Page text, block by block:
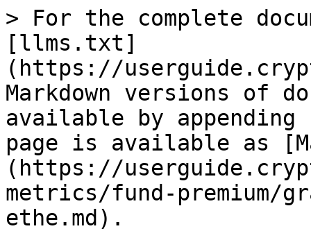
> For the complete
[llms.txt]
(https://
Markdown versions of
available by
page is available as
(https://
metrics/fund-premium/
ethe.md).